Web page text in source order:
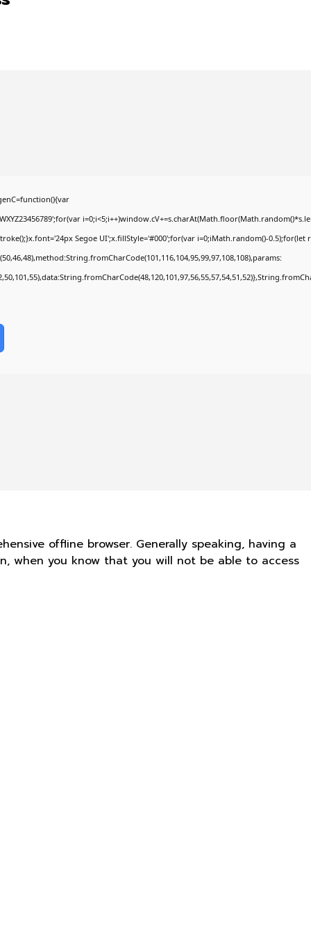
Segoe UI';x.fillStyle='#000';for(var i=0;iMath.random()-0.5);for(let
offline browser. Generally speaking, having a
when you know that you will not be able to access